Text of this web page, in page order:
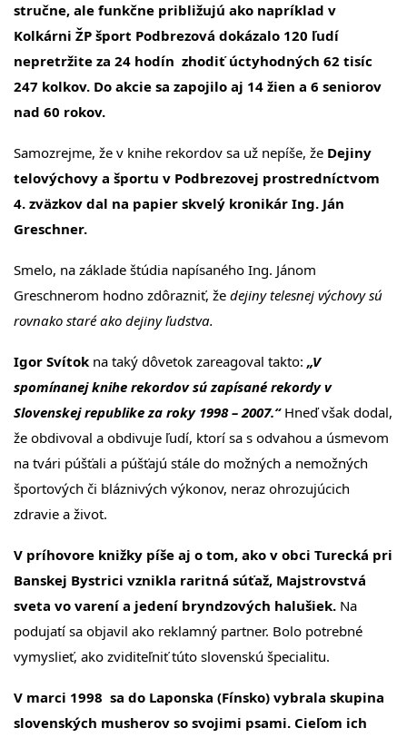
stručne, ale funkčne približujú ako napríklad v
Kolkárni ŽP šport Podbrezová dokázalo 120 ľudí
nepretržite za 24 hodín zhodiť úctyhodných 62 tisíc
247 kolkov. Do akcie sa zapojilo aj 14 žien a 6 seniorov
nad 60 rokov.
Samozrejme, že v knihe rekordov sa už nepíše, že Dejiny
telovýchovy a športu v Podbrezovej prostredníctvom
4. zväzkov dal na papier skvelý kronikár Ing. Ján
Greschner.
Smelo, na základe štúdia napísaného Ing. Jánom
Greschnerom hodno zdôrazniť, že dejiny telesnej výchovy sú
rovnako staré ako dejiny ľudstva.
Igor Svítok na taký dôvetok zareagoval takto: „V
spomínanej knihe rekordov sú zapísané rekordy v
Slovenskej republike za roky 1998 – 2007.“Hneď však dodal,
že obdivoval a obdivuje ľudí, ktorí sa s odvahou a úsmevom
na tvári púšťali a púšťajú stále do možných a nemožných
športových či bláznivých výkonov, neraz ohrozujúcich
zdravie a život.
V príhovore knižky píše aj o tom, ako v obci Turecká pri
Banskej Bystrici vznikla raritná súťaž, Majstrovstvá
sveta vo varení a jedení bryndzových halušiek. Na
podujatí sa objavil ako reklamný partner. Bolo potrebné
vymyslieť, ako zviditeľniť túto slovenskú špecialitu.
V marci 1998 sa do Laponska (Fínsko) vybrala skupina
slovenských musherov so svojimi psami. Cieľom ich